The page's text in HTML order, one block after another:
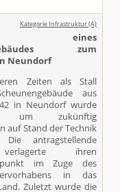
Kategorie Infrastruktur (A)
eines
zum
Neundorf
Zeiten als Stall
aus
in Neundorf wurde
um zukünftig
auf Stand der Technik
antragstellende
ihren
im Zuge des
in das
Zuletzt wurde die